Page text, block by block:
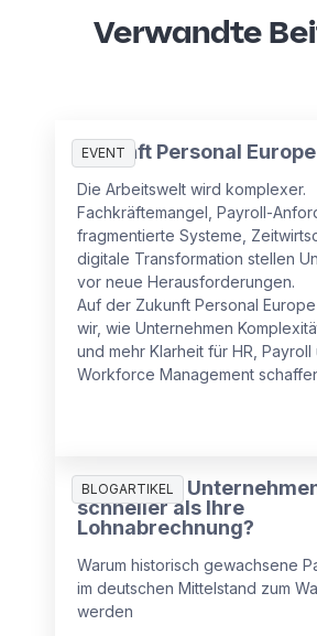
Verwandte
EVENT
Zukunft Personal
Die Arbeitswelt wird komplexer.
Fachkräftemangel, Payroll-
fragmentierte Systeme,
digitale Transformation stellen
vor neue Herausforderungen.
Auf der Zukunft Personal
wir, wie Unternehmen
und mehr Klarheit für HR, Payroll
Workforce Management
BLOGARTIKEL
Wächst Ihr
schneller als Ihre
Lohnabrechnung?
Warum historisch gewachsene
im deutschen Mittelstand zum
werden